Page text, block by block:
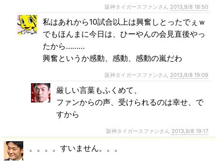
阪神タイガースファンさん 2013,9/8 18:50
私はあれから10試合以上は興奮しとったでぇｗ
でもほんまに今日は、ひーやんの会見直後やっ
たから………
興奮というか感動、感動、感動の嵐だわ
阪神タイガースファンさん 2013,9/8 19:09
厳しい言葉もふくめて、
ファンからの声、受けられるのは幸せ、で
すから
阪神タイガースファンさん 2013,9/8 19:17
。。。。すいません。。。